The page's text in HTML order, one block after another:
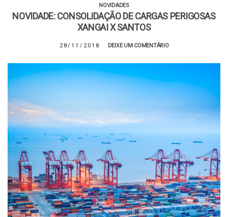
NOVIDADES
NOVIDADE: CONSOLIDAÇÃO DE CARGAS PERIGOSAS
XANGAI X SANTOS
28/11/2018 DEIXE UM COMENTÁRIO